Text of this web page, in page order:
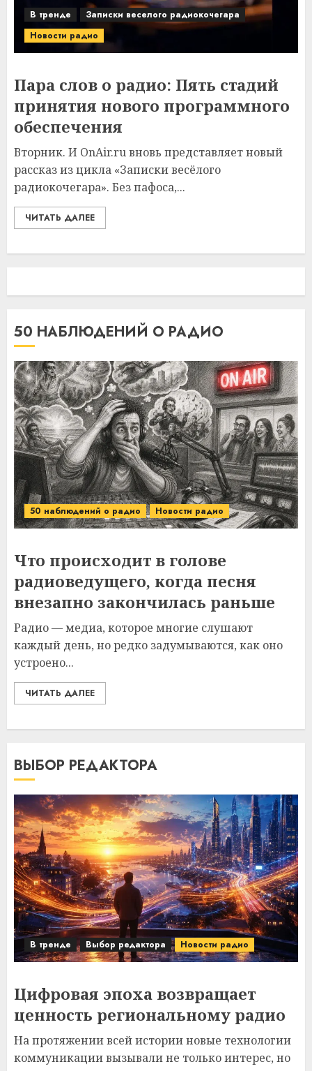
В тренде
Записки веселого радиокочегара
Новости радио
Пара слов о радио: Пять стадий
принятия нового программного
обеспечения
Вторник. И OnAir.ru вновь представляет новый
рассказ из цикла «Записки весёлого
радиокочегара». Без пафоса,...
ЧИТАТЬ ДАЛЕЕ
50 НАБЛЮДЕНИЙ О РАДИО
50 наблюдений о радио Новости радио
Что происходит в голове
радиоведущего, когда песня
внезапно закончилась раньше
Радио — медиа, которое многие слушают
каждый день, но редко задумываются, как оно
устроено...
ЧИТАТЬ ДАЛЕЕ
ВЫБОР РЕДАКТОРА
В тренде Выбор редактора Новости радио
Цифровая эпоха возвращает
ценность региональному радио
На протяжении всей истории новые технологии
коммуникации вызывали не только интерес, но